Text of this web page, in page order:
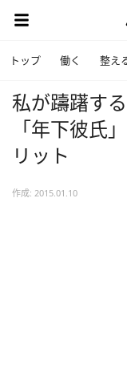
トップ 働く 整え
私が躊躇す
「年下彼氏
リット
作成: 2015.01.10